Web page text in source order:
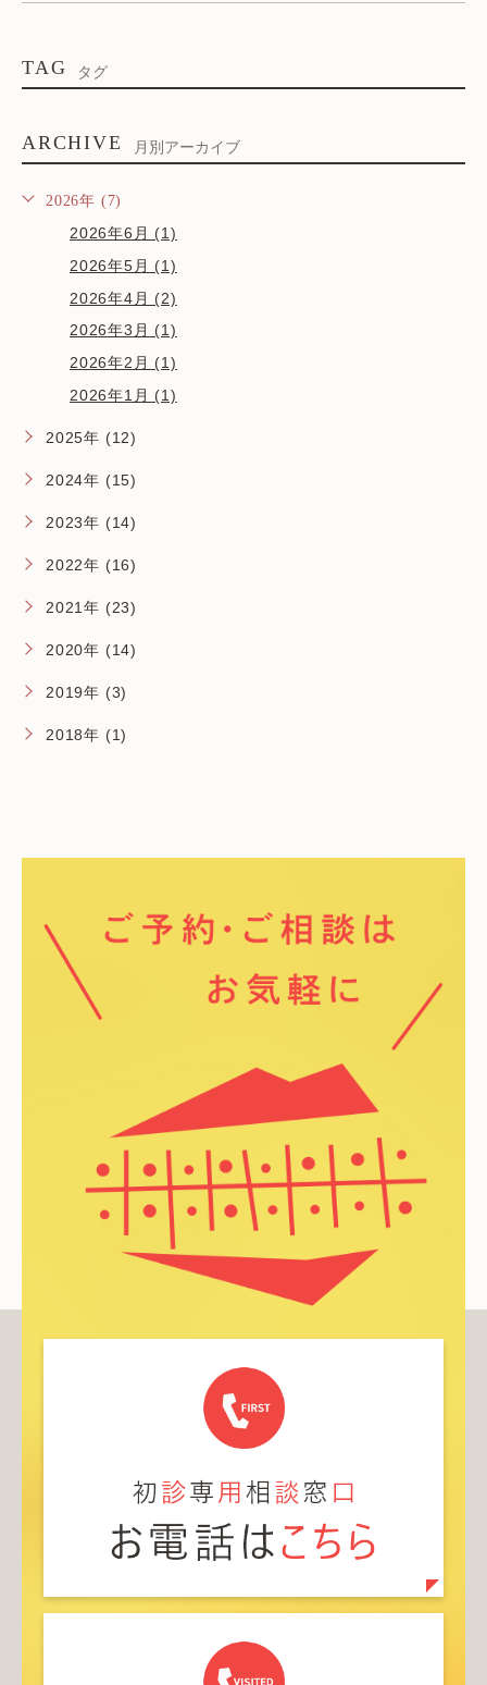
TAG タグ
ARCHIVE 月別アーカイブ
2026年 (7)
2026年6月 (1)
2026年5月 (1)
2026年4月 (2)
2026年3月 (1)
2026年2月 (1)
2026年1月 (1)
2025年 (12)
2024年 (15)
2023年 (14)
2022年 (16)
2021年 (23)
2020年 (14)
2019年 (3)
2018年 (1)